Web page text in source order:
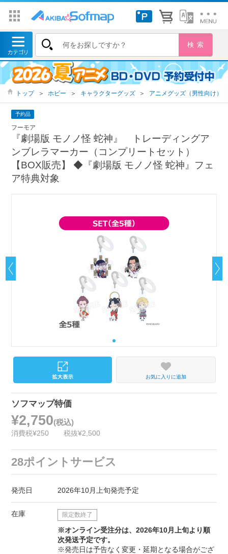
トップ ＞ ホビー ＞ キャラクターグッズ ＞ アニメグッズ（男性向け）
予約品
フーモア
『劇場版 モノノ怪 蛇神』 トレーディングア
ンブレラマーカー（コンプリートセット）
【BOX販売】 ◆『劇場版 モノノ怪 蛇神』フェ
ア特典対象
お気に入りに追加
ソフマップ特価
¥2,750(税込)
消費税¥250 税抜¥2,500
28ポイントサービス
発売日 2026年10月上旬発売予定
在庫 限定数終了
※オンライン受注分は、2026年10月上旬より順
次発送予定です。
※発売日は予告なく変更・延期となる場合がござ